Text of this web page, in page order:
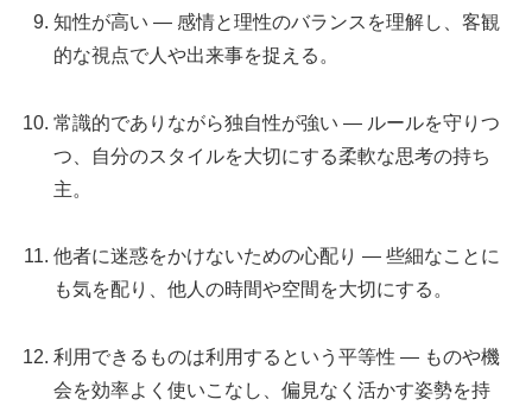
知性が高い — 感情と理性のバランスを理解し、客観
的な視点で人や出来事を捉える。
常識的でありながら独自性が強い — ルールを守りつ
つ、自分のスタイルを大切にする柔軟な思考の持ち
主。
他者に迷惑をかけないための心配り — 些細なことに
も気を配り、他人の時間や空間を大切にする。
利用できるものは利用するという平等性 — ものや機
会を効率よく使いこなし、偏見なく活かす姿勢を持